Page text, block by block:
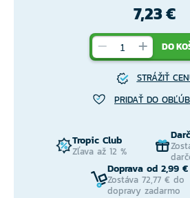
7,23 €
DO
STRÁŽIŤ
PRIDAŤ DO
Tropic Club
Zľava až 12 %
Doprava od 2,99 €
Zostáva 72,77 € do
dopravy zadarmo